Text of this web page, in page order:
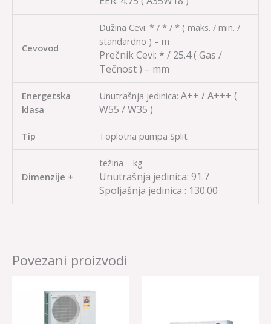
Cevovod
Dužina Cevi: * / * / * ( maks. / min. /
standardno ) – m
Prečnik Cevi: * / 25.4( Gas /
Tečnost ) – mm
Energetska
klasa
Unutrašnja jedinica: A++ / A+++ (
W55 / W35 )
Tip Toplotna pumpa Split
Dimenzije +
težina – kg
Unutrašnja jedinica: 91.7
Spoljašnja jedinica : 130.00
Povezani proizvodi